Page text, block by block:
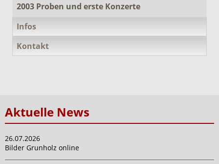
2003 Proben und erste Konzerte
Infos
Kontakt
Aktuelle News
26.07.2026
Bilder Grunholz online